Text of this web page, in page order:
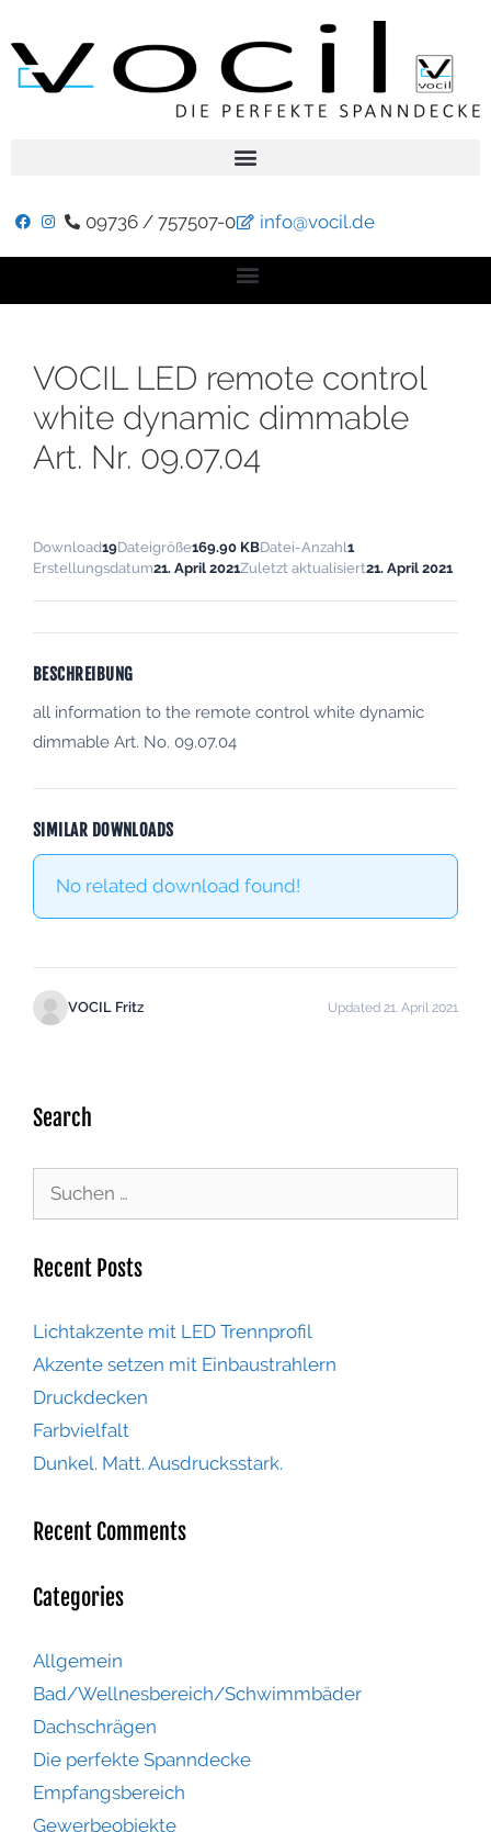
09736 / 757507-0 info@vocil.de
VOCIL LED remote control
white dynamic dimmable
Art. Nr. 09.07.04
Download19Dateigröße169.90 KBDatei-Anzahl1
Erstellungsdatum21. April 2021Zuletzt aktualisiert21. April 2021
BESCHREIBUNG
all information to the remote control white dynamic
dimmable Art. No. 09.07.04
SIMILAR DOWNLOADS
No related download found!
VOCIL Fritz Updated 21. April 2021
Search
Recent Posts
Lichtakzente mit LED Trennprofil
Akzente setzen mit Einbaustrahlern
Druckdecken
Farbvielfalt
Dunkel. Matt. Ausdrucksstark.
Recent Comments
Categories
Allgemein
Bad/Wellnesbereich/Schwimmbäder
Dachschrägen
Die perfekte Spanndecke
Empfangsbereich
Gewerbeobjekte